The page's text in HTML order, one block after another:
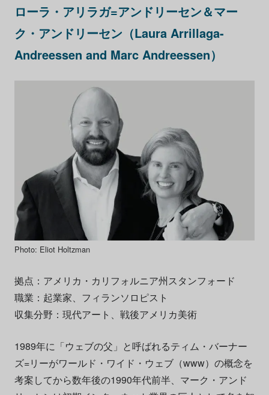
ローラ・アリラガ=アンドリーセン＆マー
ク・アンドリーセン（Laura Arrillaga-
Andreessen and Marc Andreessen）
Photo: Eliot Holtzman
拠点：アメリカ・カリフォルニア州スタンフォード
職業：起業家、フィランソロピスト
収集分野：現代アート、戦後アメリカ美術
1989年に「ウェブの父」と呼ばれるティム・バーナー
ズ=リーがワールド・ワイド・ウェブ（www）の概念を
考案してから数年後の1990年代前半、マーク・アンド